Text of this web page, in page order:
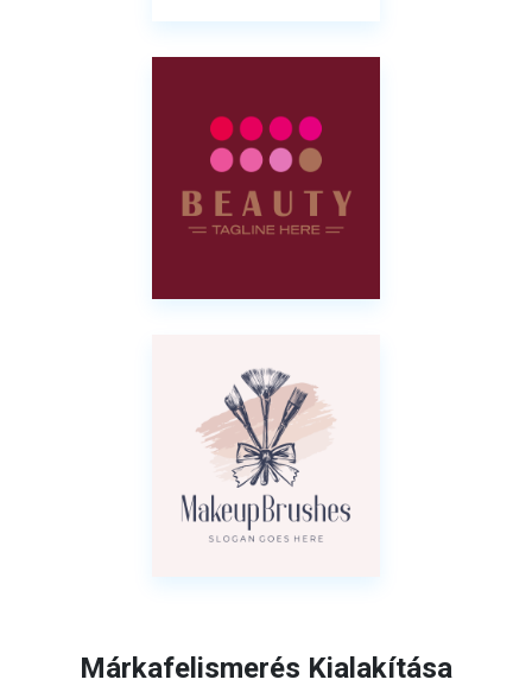
Márkafelismerés Kialakítása